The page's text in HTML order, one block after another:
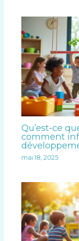
Qu’est-ce
comment
mai 18, 2025